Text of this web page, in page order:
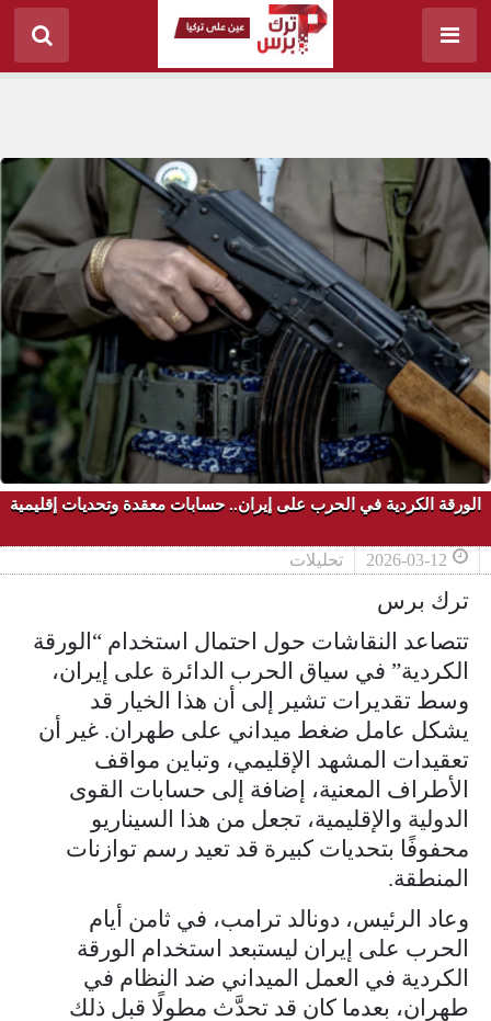
الورقة الكردية في الحرب على إيران.. حسابات معقدة وتحديات إقليمية
2026-03-12 تحليلات
ترك برس
تتصاعد النقاشات حول احتمال استخدام “الورقة
الكردية” في سياق الحرب الدائرة على إيران،
وسط تقديرات تشير إلى أن هذا الخيار قد
يشكل عامل ضغط ميداني على طهران. غير أن
تعقيدات المشهد الإقليمي، وتباين مواقف
الأطراف المعنية، إضافة إلى حسابات القوى
الدولية والإقليمية، تجعل من هذا السيناريو
محفوفًا بتحديات كبيرة قد تعيد رسم توازنات
المنطقة.
وعاد الرئيس، دونالد ترامب، في ثامن أيام
الحرب على إيران ليستبعد استخدام الورقة
الكردية في العمل الميداني ضد النظام في
طهران، بعدما كان قد تحدَّث مطولًا قبل ذلك